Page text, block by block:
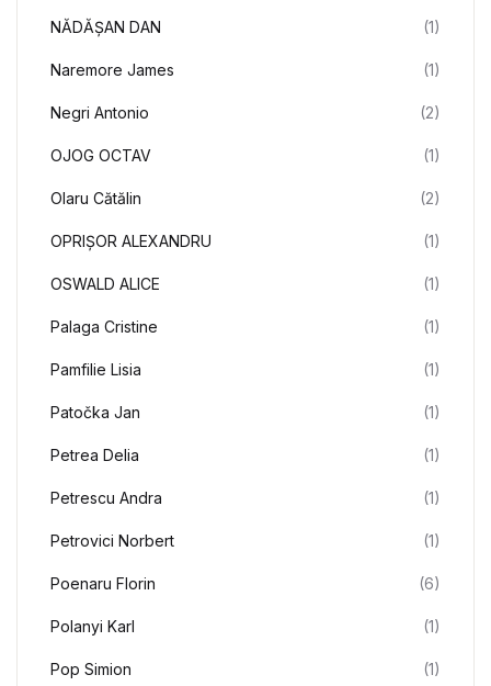
NĂDĂȘAN DAN (1)
Naremore James (1)
Negri Antonio (2)
OJOG OCTAV (1)
Olaru Cătălin (2)
OPRIȘOR ALEXANDRU (1)
OSWALD ALICE (1)
Palaga Cristine (1)
Pamfilie Lisia (1)
Patočka Jan (1)
Petrea Delia (1)
Petrescu Andra (1)
Petrovici Norbert (1)
Poenaru Florin (6)
Polanyi Karl (1)
Pop Simion (1)